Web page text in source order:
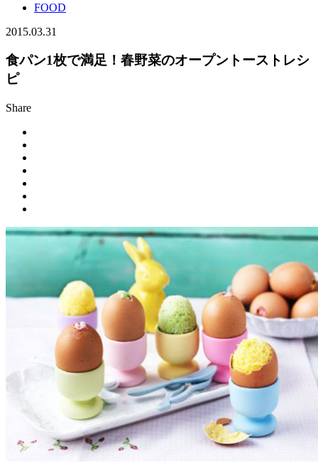
FOOD
2015.03.31
食パン1枚で満足！春野菜のオープントーストレシ
ピ
Share